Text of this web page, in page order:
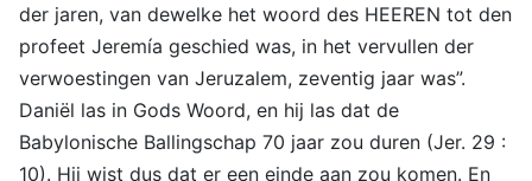
der jaren, van dewelke het woord des HEEREN tot den
profeet Jeremía geschied was, in het vervullen der
verwoestingen van Jeruzalem, zeventig jaar was”.
Daniël las in Gods Woord, en hij las dat de
Babylonische Ballingschap 70 jaar zou duren (Jer. 29 :
10). Hij wist dus dat er een einde aan zou komen. En